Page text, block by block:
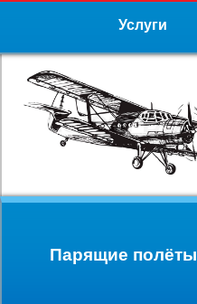
Услуги
Парящие полёты